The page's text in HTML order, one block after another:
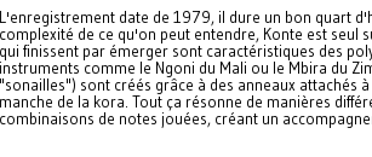
L'enregistrement date de 1979, il dure un bon quart
complexité de ce qu'on peut entendre, Konte est seul
qui finissent par émerger sont caractéristiques des
instruments comme le Ngoni du Mali ou le Mbira du
"sonailles") sont créés grâce à des anneaux attachés
manche de la kora. Tout ça résonne de manières
combinaisons de notes jouées, créant un